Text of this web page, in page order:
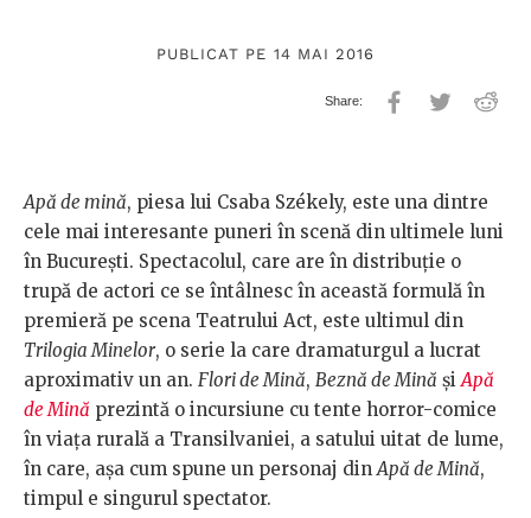
PUBLICAT PE 14 MAI 2016
Apă de mină, piesa lui Csaba Székely, este una dintre
cele mai interesante puneri în scenă din ultimele luni
în București. Spectacolul, care are în distribuție o
trupă de actori ce se întâlnesc în această formulă în
premieră pe scena Teatrului Act, este ultimul din
Trilogia Minelor, o serie la care dramaturgul a lucrat
aproximativ un an. Flori de Mină, Beznă de Mină șiApă
de Mină prezintă o incursiune cu tente horror-comice
în viața rurală a Transilvaniei, a satului uitat de lume,
în care, așa cum spune un personaj dinApă de Mină,
timpul e singurul spectator.